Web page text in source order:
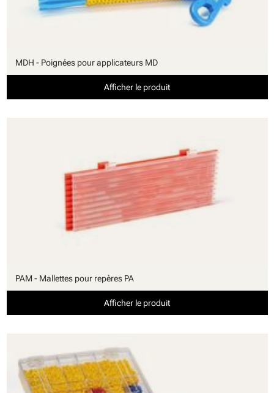
MDH - Poignées pour applicateurs MD
Afficher le produit
PAM - Mallettes pour repères PA
Afficher le produit